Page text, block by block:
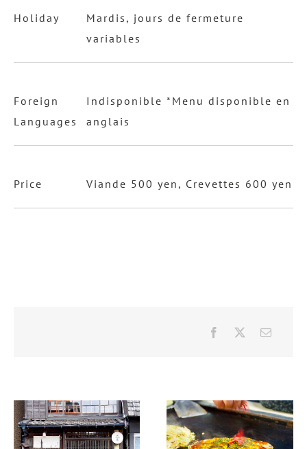
Holiday
Mardis, jours de fermeture
variables
Foreign
Languages
Indisponible *Menu disponible en
anglais
Price Viande 500 yen, Crevettes 600 yen